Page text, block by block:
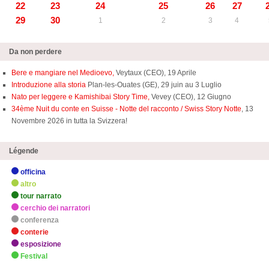
22
23 24 25 26 27
29
30 1 2 3 4
Da non perdere
Bere e mangiare nel Medioevo, Veytaux (CEO), 19 Aprile
Introduzione alla storia Plan-les-Ouates (GE), 29 juin au 3 Luglio
Nato per leggere e Kamishibai Story Time, Vevey (CEO), 12 Giugno
34ème Nuit du conte en Suisse - Notte del racconto / Swiss Story Notte, 13
Novembre 2026 in tutta la Svizzera!
Légende
officina
altro
tour narrato
cerchio dei narratori
conferenza
conterie
esposizione
Festival